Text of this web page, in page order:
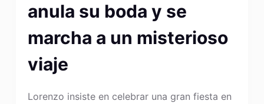
anula su boda y se
marcha a un misterioso
viaje
Lorenzo insiste en celebrar una gran fiesta en